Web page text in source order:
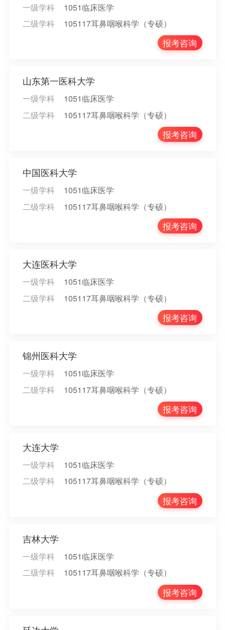
一级学科
1051临床医学
二级学科
105117耳鼻咽喉科学（专硕）
报考咨询
山东第一医科大学
一级学科
1051临床医学
二级学科
105117耳鼻咽喉科学（专硕）
报考咨询
中国医科大学
一级学科
1051临床医学
二级学科
105117耳鼻咽喉科学（专硕）
报考咨询
大连医科大学
一级学科
1051临床医学
二级学科
105117耳鼻咽喉科学（专硕）
报考咨询
锦州医科大学
一级学科
1051临床医学
二级学科
105117耳鼻咽喉科学（专硕）
报考咨询
大连大学
一级学科
1051临床医学
二级学科
105117耳鼻咽喉科学（专硕）
报考咨询
吉林大学
一级学科
1051临床医学
二级学科
105117耳鼻咽喉科学（专硕）
报考咨询